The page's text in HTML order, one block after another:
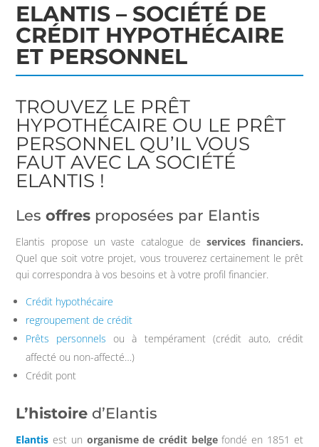
ELANTIS – SOCIÉTÉ DE
CRÉDIT HYPOTHÉCAIRE
ET PERSONNEL
TROUVEZ LE PRÊT
HYPOTHÉCAIRE OU LE PRÊT
PERSONNEL QU’IL VOUS
FAUT AVEC LA SOCIÉTÉ
ELANTIS !
Lesoffres proposées par Elantis
Elantis propose un vaste catalogue deservices financiers.
Quel que soit votre projet, vous trouverez certainement le prêt
qui correspondra à vos besoins et à votre profil financier.
Crédit hypothécaire
regroupement de crédit
Prêts personnels ou à tempérament (crédit auto, crédit
affecté ou non-affecté…)
Crédit pont
L’histoire d’Elantis
Elantis est un organisme de crédit belgefondé en 1851 et